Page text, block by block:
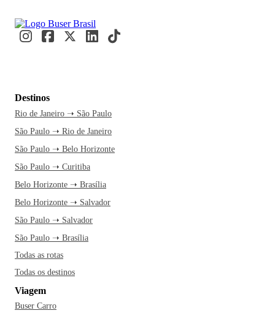
Destinos
Rio de Janeiro ➝ São Paulo
São Paulo ➝ Rio de Janeiro
São Paulo ➝ Belo Horizonte
São Paulo ➝ Curitiba
Belo Horizonte ➝ Brasília
Belo Horizonte ➝ Salvador
São Paulo ➝ Salvador
São Paulo ➝ Brasília
Todas as rotas
Todas os destinos
Viagem
Buser Carro